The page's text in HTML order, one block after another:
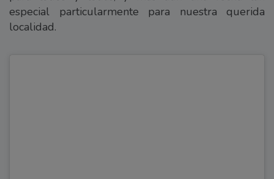
especial particularmente para nuestra querida
localidad.